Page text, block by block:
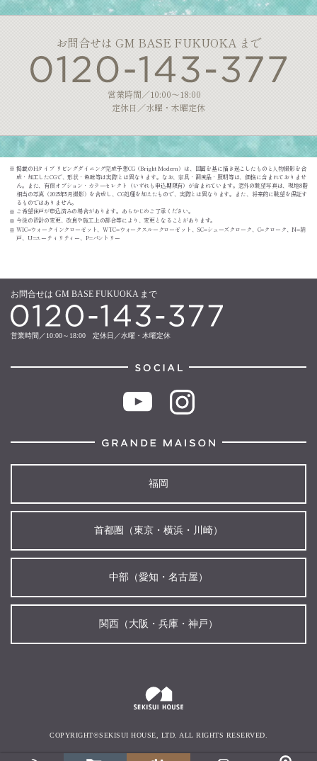
お問合せは GM BASE FUKUOKA まで
営業時間／10:00～18:00
定休日／水曜・木曜定休
掲載のHタイプ リビングダイニング完成予想CG（Bright Modern）は、図面を基に描き起こしたものと人物撮影を合
成・加工したCGで、形状・色味等は実際とは異なります。なお、家具・調度品・照明等は、価格に含まれておりませ
ん。また、有償オプション・カラーセレクト（いずれも申込期限有）が含まれています。窓外の眺望写真は、現地8階
相当の写真（2025年5月撮影）を合成し、CG処理を加えたもので、実際とは異なります。また、将来的に眺望を保証す
るものではありません。
ご希望住戸が申込済みの場合があります。あらかじめご了承ください。
今後の設計の変更、改良や施工上の都合等により、変更となることがあります。
WIC=ウォークインクローゼット、WTC=ウォークスルークローゼット、SC=シューズクローク、C=クローク、N=納
戸、U=ユーティリティー、P=パントリー
お問合せは GM BASE FUKUOKA まで
営業時間／10:00～18:00 定休日／水曜・木曜定休
福岡
首都圏（東京・横浜・川崎）
中部（愛知・名古屋）
関西（大阪・兵庫・神戸）
COPYRIGHT©SEKISUI HOUSE, LTD. ALL RIGHTS RESERVED.